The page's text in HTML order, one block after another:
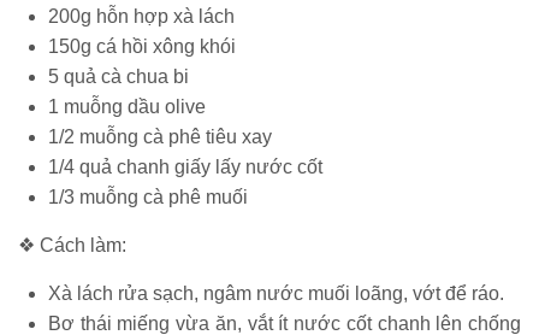
200g hỗn hợp xà lách
150g cá hồi xông khói
5 quả cà chua bi
1 muỗng dầu olive
1/2 muỗng cà phê tiêu xay
1/4 quả chanh giấy lấy nước cốt
1/3 muỗng cà phê muối
❖ Cách làm:
Xà lách rửa sạch, ngâm nước muối loãng, vớt để ráo.
Bơ thái miếng vừa ăn, vắt ít nước cốt chanh lên chống